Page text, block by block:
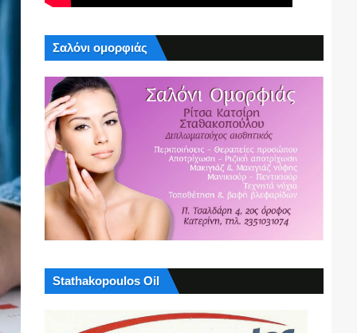
Σαλόνι ομορφιάς
Stathakopoulos Oil